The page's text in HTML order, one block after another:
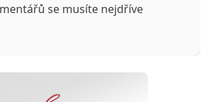
se musíte nejdříve